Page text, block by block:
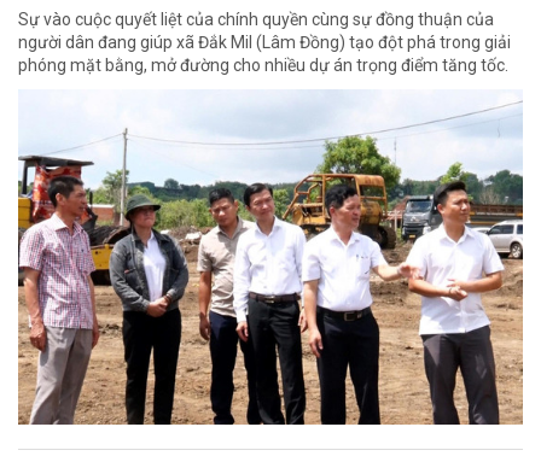
Sự vào cuộc quyết liệt của chính quyền cùng sự đồng thuận của
người dân đang giúp xã Đắk Mil (Lâm Đồng) tạo đột phá trong giải
phóng mặt bằng, mở đường cho nhiều dự án trọng điểm tăng tốc.